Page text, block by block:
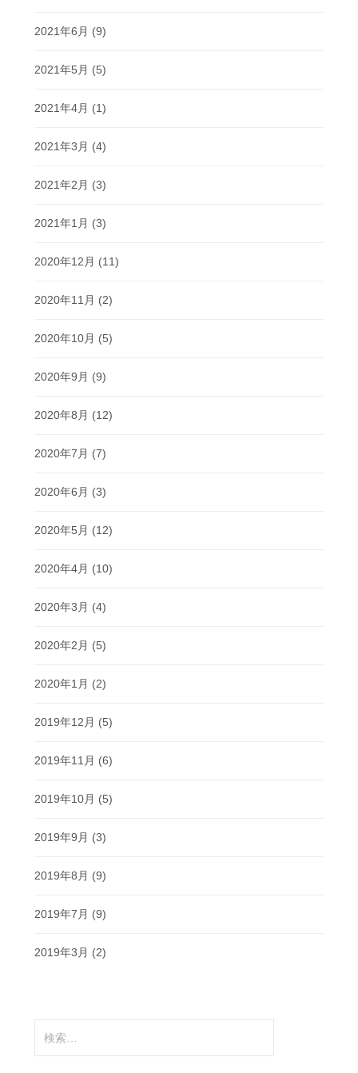
2021年6月 (9)
2021年5月 (5)
2021年4月 (1)
2021年3月 (4)
2021年2月 (3)
2021年1月 (3)
2020年12月 (11)
2020年11月 (2)
2020年10月 (5)
2020年9月 (9)
2020年8月 (12)
2020年7月 (7)
2020年6月 (3)
2020年5月 (12)
2020年4月 (10)
2020年3月 (4)
2020年2月 (5)
2020年1月 (2)
2019年12月 (5)
2019年11月 (6)
2019年10月 (5)
2019年9月 (3)
2019年8月 (9)
2019年7月 (9)
2019年3月 (2)
索: